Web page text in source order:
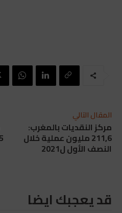
المقال التالي
مركز النقديات بالمغرب:
211,6 مليون عملية خلال
النصف الأول ل2021
قد يعجبك ايضا